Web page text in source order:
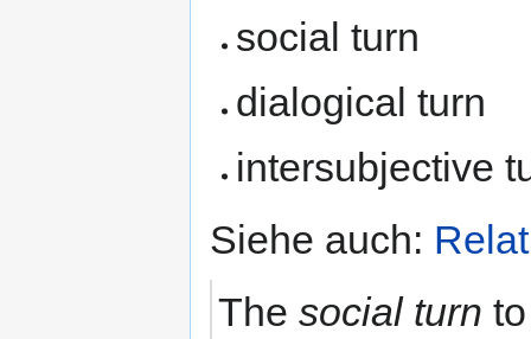
social turn
dialogical turn
intersubjective
Siehe auch:
The social turn